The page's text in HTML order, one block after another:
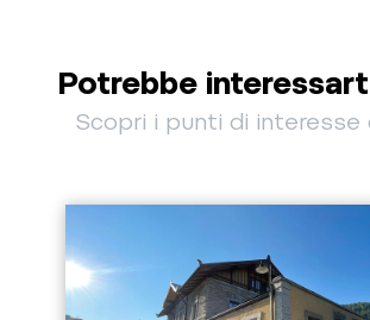
Potrebbe
Scopri i punti di interesse